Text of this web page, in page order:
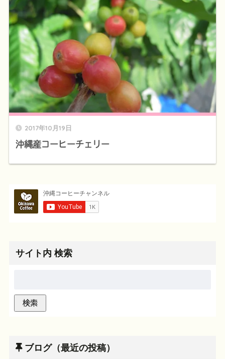
2017年10月19日
沖縄産コーヒーチェリー
サイト内 検索
ブログ（最近の投稿）